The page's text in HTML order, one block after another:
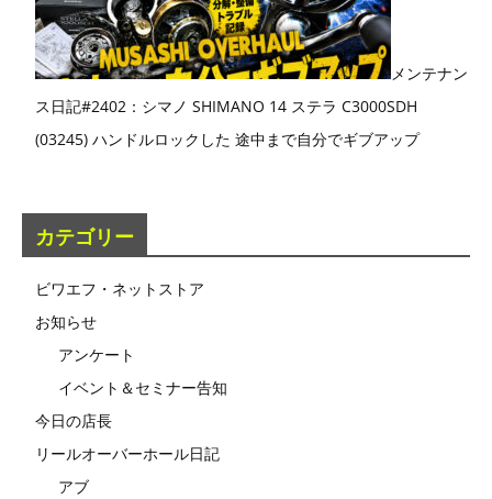
メンテナン
ス日記#2402：シマノ SHIMANO 14 ステラ C3000SDH
(03245) ハンドルロックした 途中まで自分でギブアップ
カテゴリー
ビワエフ・ネットストア
お知らせ
アンケート
イベント＆セミナー告知
今日の店長
リールオーバーホール日記
アブ